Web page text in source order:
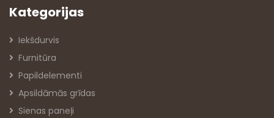
Kategorijas
Iekšdurvis
Furnitūra
Papildelementi
Apsildāmās grīdas
Sienas paneļi